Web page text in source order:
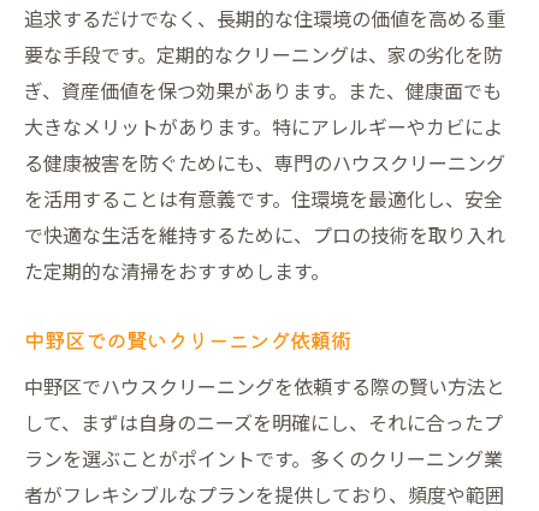
追求するだけでなく、長期的な住環境の価値を高める重
要な手段です。定期的なクリーニングは、家の劣化を防
ぎ、資産価値を保つ効果があります。また、健康面でも
大きなメリットがあります。特にアレルギーやカビによ
る健康被害を防ぐためにも、専門のハウスクリーニング
を活用することは有意義です。住環境を最適化し、安全
で快適な生活を維持するために、プロの技術を取り入れ
た定期的な清掃をおすすめします。
中野区での賢いクリーニング依頼術
中野区でハウスクリーニングを依頼する際の賢い方法と
して、まずは自身のニーズを明確にし、それに合ったプ
ランを選ぶことがポイントです。多くのクリーニング業
者がフレキシブルなプランを提供しており、頻度や範囲